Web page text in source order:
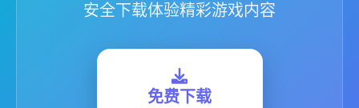
安全下载体验精彩游戏内容
免费下载